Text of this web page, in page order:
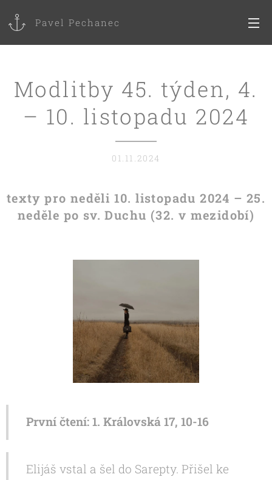
Pavel Pechanec
Modlitby 45. týden, 4.
– 10. listopadu 2024
01.11.2024
texty pro neděli 10. listopadu 2024 – 25.
neděle po sv. Duchu (32. v mezidobí)
První čtení: 1. Královská 17, 10-16
Elijáš vstal a šel do Sarepty. Přišel ke